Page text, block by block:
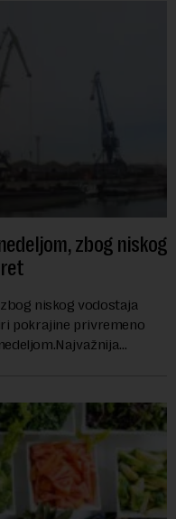
zbog niskog
niskog vodostaja
pokrajine privremeno